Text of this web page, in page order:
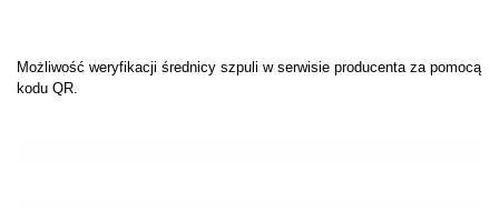
Możliwość weryfikacji średnicy szpuli w serwisie producenta za pomocą
kodu QR.